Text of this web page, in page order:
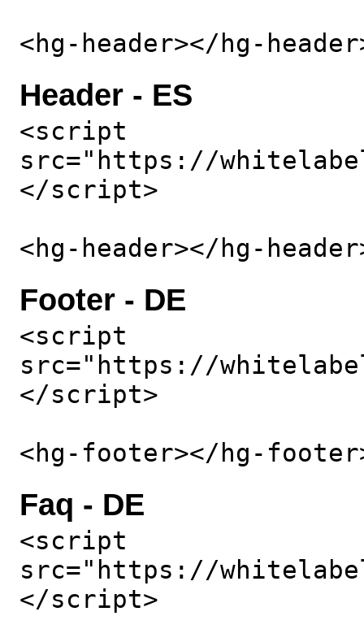
<hg-header></hg-
Header - ES
<script
src="https://
</script>
<hg-header></hg-
Footer - DE
<script
src="https://
</script>
<hg-footer></hg-
Faq - DE
<script
src="https://
</script>